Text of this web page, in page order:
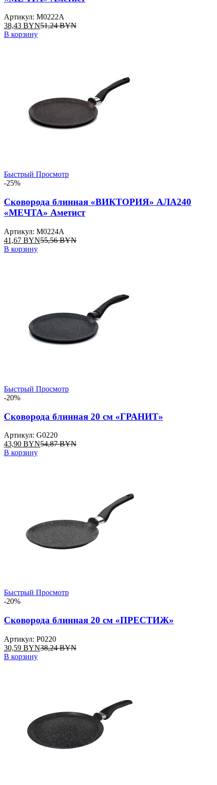
Артикул: M0222А
38,43 BYN51,24BYN
В корзину
Быстрый Просмотр
-25%
Сковорода блинная «ВИКТОРИЯ» АЛА240
«МЕЧТА» Аметист
Артикул: М0224А
41,67 BYN55,56BYN
В корзину
Быстрый Просмотр
-20%
Сковорода блинная 20 см «ГРАНИТ»
Артикул: G0220
43,90 BYN54,87BYN
В корзину
Быстрый Просмотр
-20%
Сковорода блинная 20 см «ПРЕСТИЖ»
Артикул: P0220
30,59 BYN38,24BYN
В корзину